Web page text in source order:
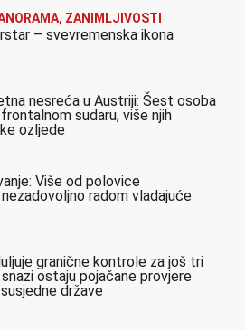
, ZANIMLJIVOSTI
– svevremenska ikona
nesreća u Austriji: Šest osoba
sudaru, više njih
ozljede
Više od polovice
radom vladajuće
granične kontrole za još tri
ostaju pojačane provjere
države